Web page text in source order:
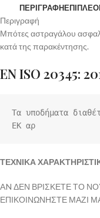
ΠΕΡΙΓΡΑΦΉ
Περιγραφή
Μπότες αστραγάλου
κατά της παρακέντησης.
EN ISO 20345:
Τα υποδήματα
ΕΚ αρ
ΤΕΧΝΙΚΑ
AN ΔΕΝ ΒΡΙΣΚΕΤΕ ΤΟ
ΕΠΙΚΟΙΝΩΝΗΣΤΕ ΜΑΖΙ